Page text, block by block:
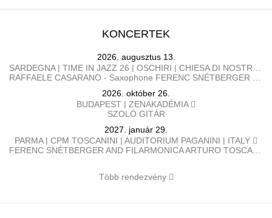
KONCERTEK
2026. augusztus 13.
2026. október 26.
BUDAPEST | ZENAKADÉMIA
SZOLÓ GITÁR
2027. január 29.
PARMA | CPM TOSCANINI | AUDITORIUM PAGANINI | ITALY
Több rendezvény